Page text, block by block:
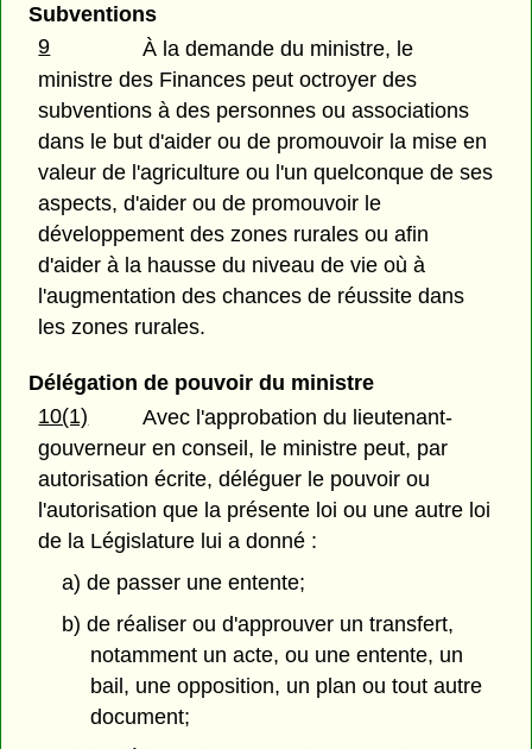
Subventions
9
À la demande du ministre, le
ministre des Finances peut octroyer des
subventions à des personnes ou associations
dans le but d'aider ou de promouvoir la mise en
valeur de l'agriculture ou l'un quelconque de ses
aspects, d'aider ou de promouvoir le
développement des zones rurales ou afin
d'aider à la hausse du niveau de vie où à
l'augmentation des chances de réussite dans
les zones rurales.
Délégation de pouvoir du ministre
10(1)
Avec l'approbation du lieutenant-
gouverneur en conseil, le ministre peut, par
autorisation écrite, déléguer le pouvoir ou
l'autorisation que la présente loi ou une autre loi
de la Législature lui a donné :
a) de passer une entente;
b) de réaliser ou d'approuver un transfert,
notamment un acte, ou une entente, un
bail, une opposition, un plan ou tout autre
document;